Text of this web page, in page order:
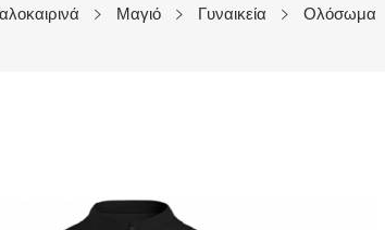
Μαγιό Γυναικεία Ολόσωμα